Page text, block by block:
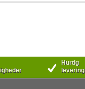
Hurtig
levering